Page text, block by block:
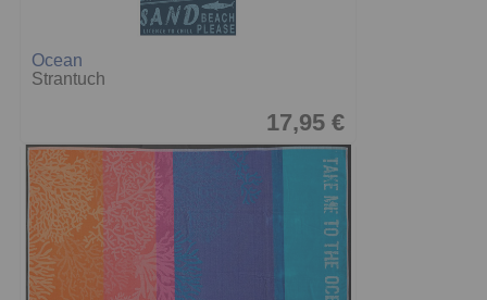
Ocean
Strantuch
17,95 €